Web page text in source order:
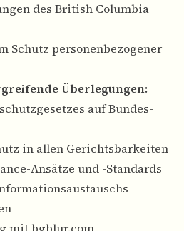
des British Columbia
Schutz personenbezogener
Überlegungen:
auf Bundes-
in allen Gerichtsbarkeiten
Ansätze und -Standards